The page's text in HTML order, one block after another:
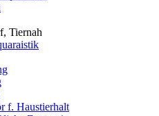
Tiernah
f. Haustierhalt